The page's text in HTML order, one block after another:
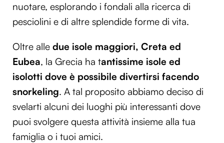
nuotare, esplorando i fondali alla ricerca di
pesciolini e di altre splendide forme di vita.
Oltre alle due isole maggiori, Creta ed
Eubea, la Grecia ha tantissime isole ed
isolotti dove è possibile divertirsi facendo
snorkeling. A tal proposito abbiamo deciso di
svelarti alcuni dei luoghi più interessanti dove
puoi svolgere questa attività insieme alla tua
famiglia o i tuoi amici.